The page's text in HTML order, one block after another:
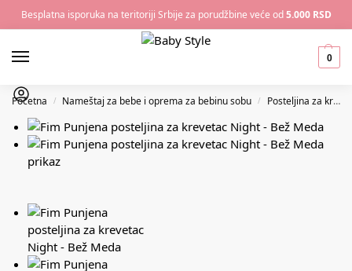
Besplatna isporuka na teritoriji Srbije za porudžbine veće od5.000 RSD
0
Početna / Nameštaj za bebe i oprema za bebinu sobu / Posteljina za krevetac